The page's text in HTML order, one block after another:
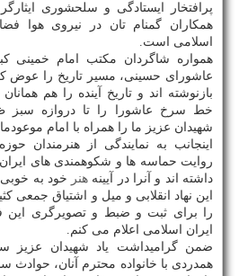
پرافتخار ایستادگی و سلحشوری
همكاران گمنام تان در نیروی هوا
اسلامی است.
همواره شاگردان مكتب امام خمینی
عاشورای حسینی، مسیر تاریخ را عوض
بازنوشته اند و تاریخ آینده را هم
خط سرخ عاشورا را تا دروازه سبز
شهیدان عزیز ما را همراه با امام
اینجانب به نمایندگی از هنرمندان
روایت حماسه ها و شكوهمندی های ایران
داشته اند و آنرا در آیینه هنر خود به خوبی
این نهاد انقلابی و میل و اشتیاق جمعی
را برای ثبت و ضبط و تصویرگری
ایران اسلامی اعلام می كنم.
ضمن گرامیداشت یاد شهیدان عزیز
همدردی با خانواده محترم آنان، حوادث